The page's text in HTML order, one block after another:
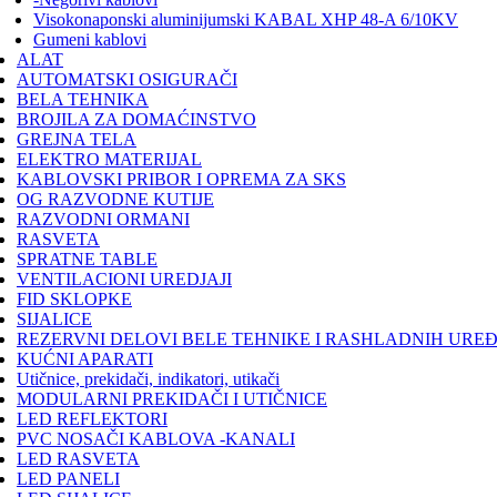
Visokonaponski aluminijumski KABAL XHP 48-A 6/10KV
Gumeni kablovi
ALAT
AUTOMATSKI OSIGURAČI
BELA TEHNIKA
BROJILA ZA DOMAĆINSTVO
GREJNA TELA
ELEKTRO MATERIJAL
KABLOVSKI PRIBOR I OPREMA ZA SKS
OG RAZVODNE KUTIJE
RAZVODNI ORMANI
RASVETA
SPRATNE TABLE
VENTILACIONI UREDJAJI
FID SKLOPKE
SIJALICE
REZERVNI DELOVI BELE TEHNIKE I RASHLADNIH
KUĆNI APARATI
Utičnice, prekidači, indikatori, utikači
MODULARNI PREKIDAČI I UTIČNICE
LED REFLEKTORI
PVC NOSAČI KABLOVA -KANALI
LED RASVETA
LED PANELI